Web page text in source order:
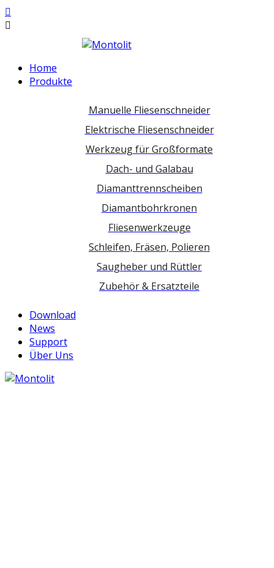
Home
Produkte
Manuelle Fliesenschneider
Elektrische Fliesenschneider
Werkzeug für Großformate
Dach- und Galabau
Diamanttrennscheiben
Diamantbohrkronen
Fliesenwerkzeuge
Schleifen, Fräsen, Polieren
Saugheber und Rüttler
Zubehör & Ersatzteile
Download
News
Support
Über Uns